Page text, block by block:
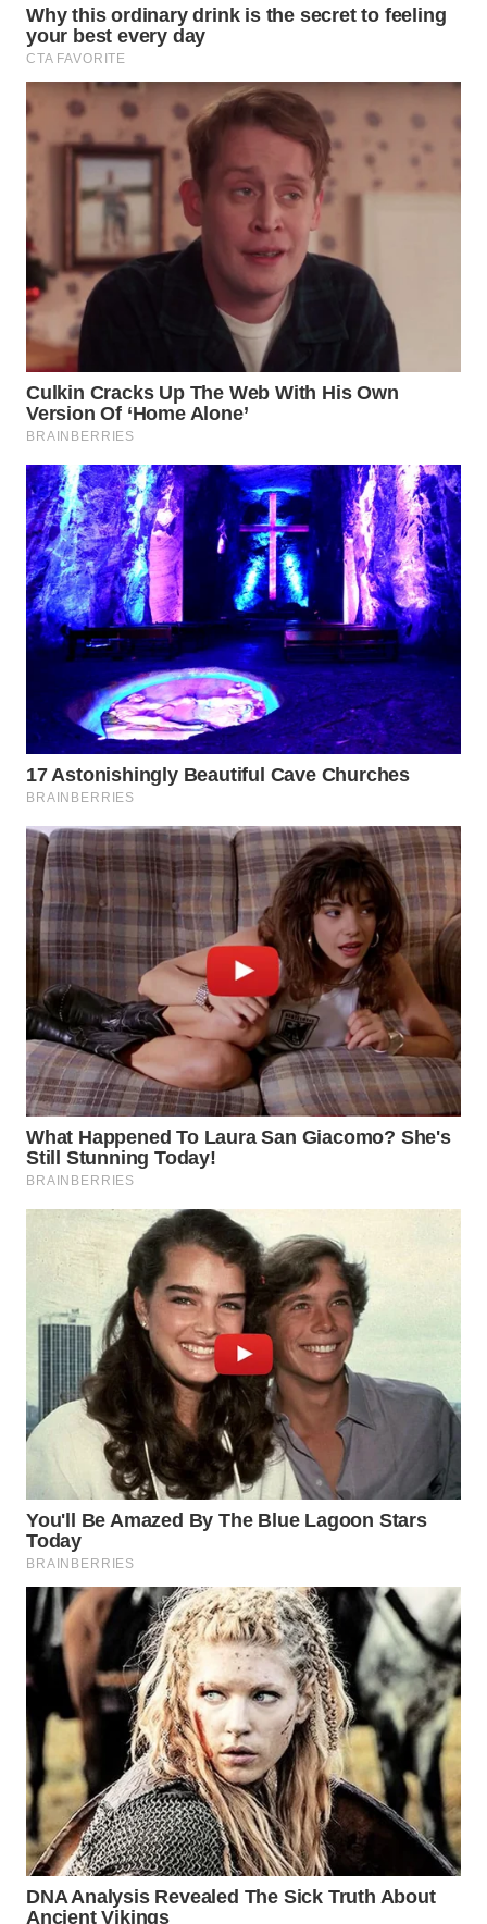
WN
TAPANULI
SELATAN
WN
TANJUNG
LESUNG
WN
SIMALUNGUN
WN
LABUHANBATU
TAPANULI
TENGAH
WN DELI
SERDANG
WN
TEBING
TINGGI
WN
PAKPAK
WN
KARAWANG
WN
BEKASI
WN
BOGOR
WN
DEPOK
WN
TAPANULI
WN
SAMOSIR
WN
PADANG
LAWAS
SUMEDANG
WN
CIANJUR
WN
KEPULAUAN
SERIBU
WN
TANGERANG
WN
BINJAI
WN